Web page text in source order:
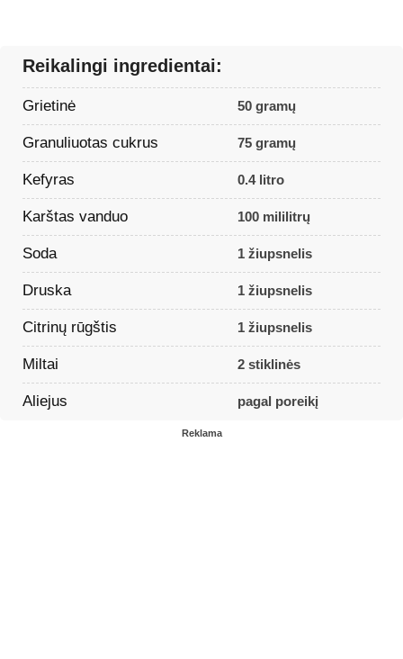
Reikalingi ingredientai:
Grietinė 50 gramų
Granuliuotas cukrus 75 gramų
Kefyras 0.4 litro
Karštas vanduo 100 mililitrų
Soda 1 žiupsnelis
Druska 1 žiupsnelis
Citrinų rūgštis 1 žiupsnelis
Miltai 2 stiklinės
Aliejus pagal poreikį
Reklama